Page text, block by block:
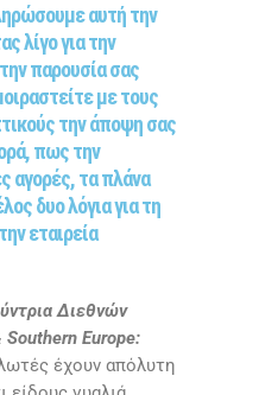
αυτή την
λίγο για την
παρουσία σας
με τους
την άποψη σας
πως την
αγορές, τα πλάνα
δυο λόγια για τη
εταιρεία
Διεθνών
Southern Europe:
έχουν απόλυτη